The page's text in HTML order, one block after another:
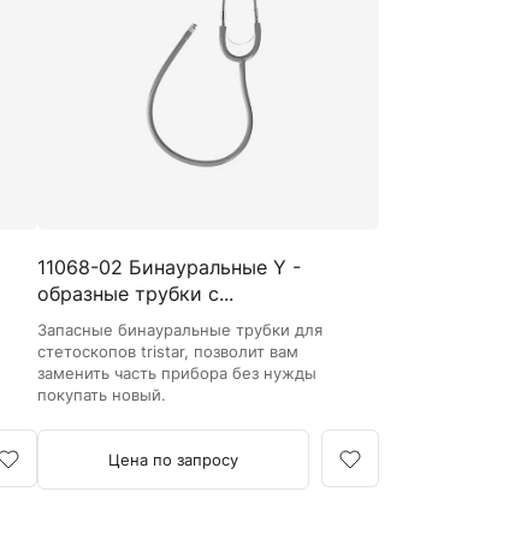
Кровоостанавливающие жгуты
Аксессуары для ларингоскопов
Стандартные ларингоскопы
Фиброоптические ларингоскопы
Отоскопы
Ушные воронки для отоскопов
Приборы для внутривенного вливания под
давлением
Манжеты и аксессуары Metpak
Приборы для инфузий Metpak
11068-02 Бинауральные Y -
образные трубки с...
Запасные бинауральные трубки для
стетоскопов tristar, позволит вам
заменить часть прибора без нужды
покупать новый.
Цена по запросу